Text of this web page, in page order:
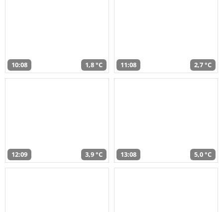
10:08 1,8 °C 11:08 2,7 °C
12:09 3,9 °C 13:08 5,0 °C